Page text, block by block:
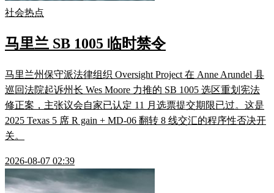
社会热点
马里兰 SB 1005 临时禁令
马里兰州保守派法律组织 Oversight Project 在 Anne Arundel 县
巡回法院起诉州长 Wes Moore 力推的 SB 1005 选区重划宪法
修正案，主张议会自家已认定 11 月选票提交期限已过。这是
2025 Texas 5 席 R gain + MD-06 翻转 8 线交汇的程序性否决开
关。
2026-08-07 02:39